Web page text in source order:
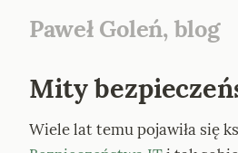
Paweł Goleń, blog
Mity
Wiele lat temu pojawiła się